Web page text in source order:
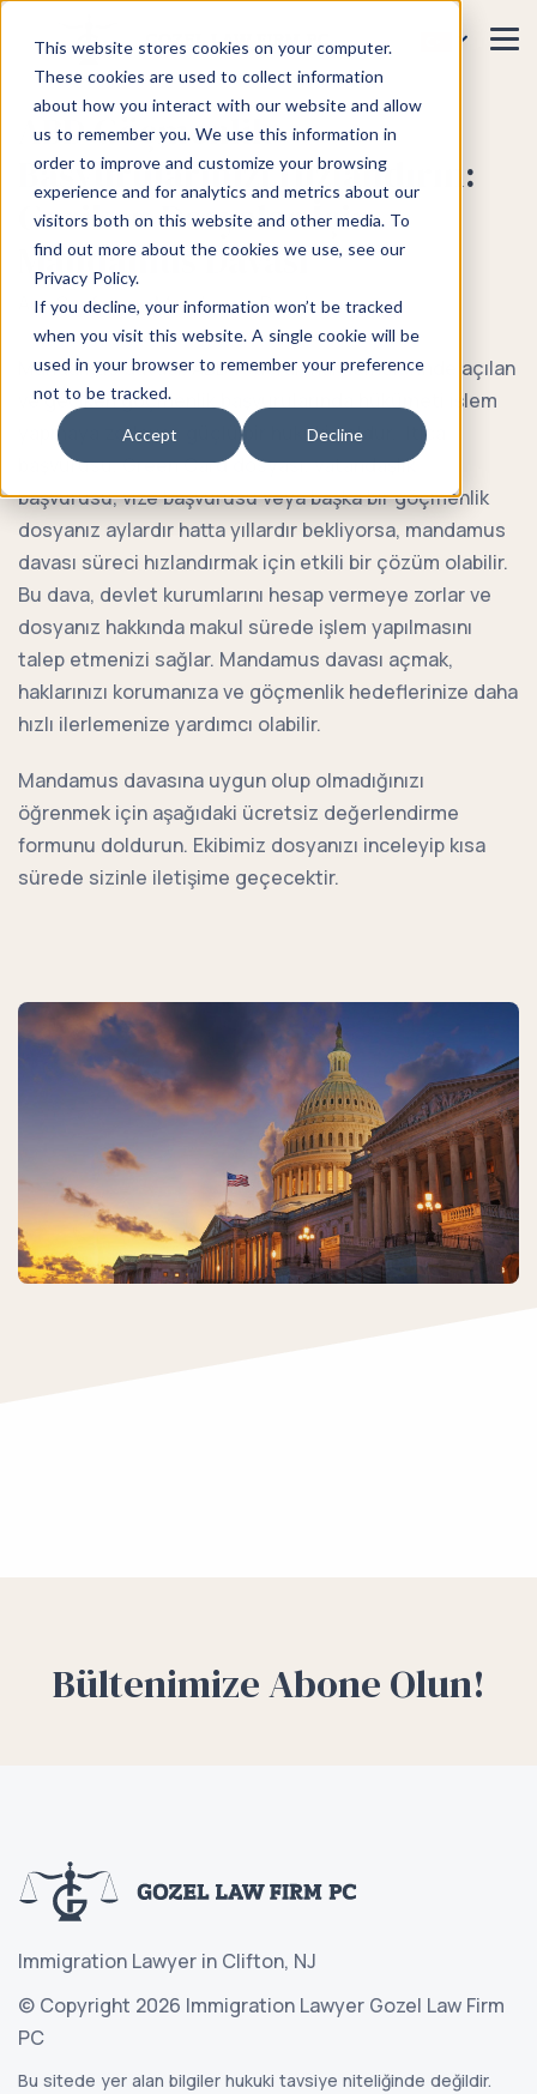
This website stores cookies on your computer.
These cookies are used to collect information
about how you interact with our website and allow
us to remember you. We use this information in
order to improve and customize your browsing
experience and for analytics and metrics about our
visitors both on this website and other media. To
find out more about the cookies we use, see our
Privacy Policy.
If you decline, your information won’t be tracked
when you visit this website. A single cookie will be
used in your browser to remember your preference
not to be tracked.
Accept Decline
ABD Göçmenlik
Başvurularınızı Hızlandırın:
Geciken Dosyalar İçin
Mandamus Davası
Ana Sayfa Mandamus Davaları
Mandamus davası, ABD federal mahkemelerinde açılan
ve geciken göçmenlik başvurularında hükümeti işlem
yapmaya zorlayan güçlü bir hukuki yoldur. İltica
başvurusu, Green Card dosyası, vatandaşlık
başvurusu, vize başvurusu veya başka bir göçmenlik
dosyanız aylardır hatta yıllardır bekliyorsa, mandamus
davası süreci hızlandırmak için etkili bir çözüm olabilir.
Bu dava, devlet kurumlarını hesap vermeye zorlar ve
dosyanız hakkında makul sürede işlem yapılmasını
talep etmenizi sağlar. Mandamus davası açmak,
haklarınızı korumanıza ve göçmenlik hedeflerinize daha
hızlı ilerlemenize yardımcı olabilir.
Mandamus davasına uygun olup olmadığınızı
öğrenmek için aşağıdaki ücretsiz değerlendirme
formunu doldurun. Ekibimiz dosyanızı inceleyip kısa
sürede sizinle iletişime geçecektir.
Bültenimize Abone Olun!
Immigration Lawyer in Clifton, NJ
© Copyright 2026 Immigration Lawyer Gozel Law Firm
PC
Bu sitede yer alan bilgiler hukuki tavsiye niteliğinde değildir.